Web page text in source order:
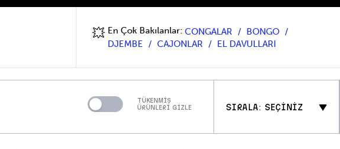
💥 En Çok Bakılanlar:CONGALAR
BONGO
DJEMBE
CAJONLAR EL DAVULLARI
TÜKENMİŞ
ÜRÜNLERİ GİZLE
SIRALA: SEÇİNİZ